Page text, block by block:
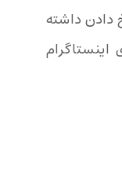
دادن داشته
اینستاگرام